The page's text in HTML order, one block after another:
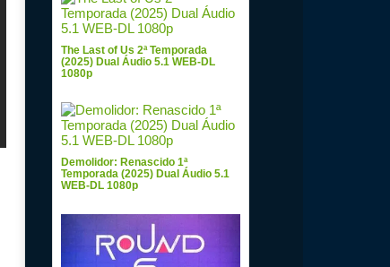
The Last of Us 2ª Temporada
(2025) Dual Áudio 5.1 WEB-DL
1080p
Demolidor: Renascido 1ª
Temporada (2025) Dual Áudio 5.1
WEB-DL 1080p